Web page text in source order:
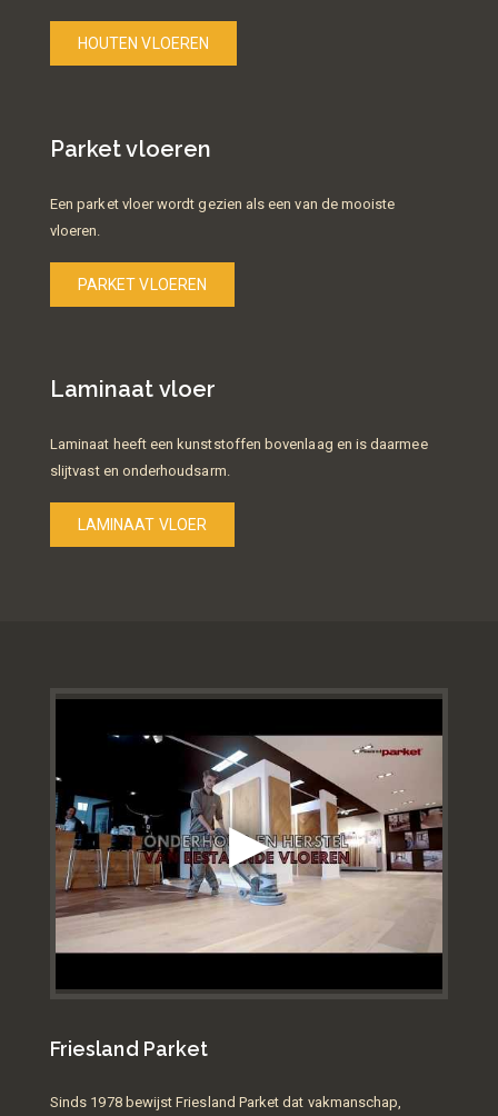
HOUTEN VLOEREN
Parket vloeren
Een parket vloer wordt gezien als een van de mooiste
vloeren.
PARKET VLOEREN
Laminaat vloer
Laminaat heeft een kunststoffen bovenlaag en is daarmee
slijtvast en onderhoudsarm.
LAMINAAT VLOER
Friesland Parket
Sinds 1978 bewijst Friesland Parket dat vakmanschap,